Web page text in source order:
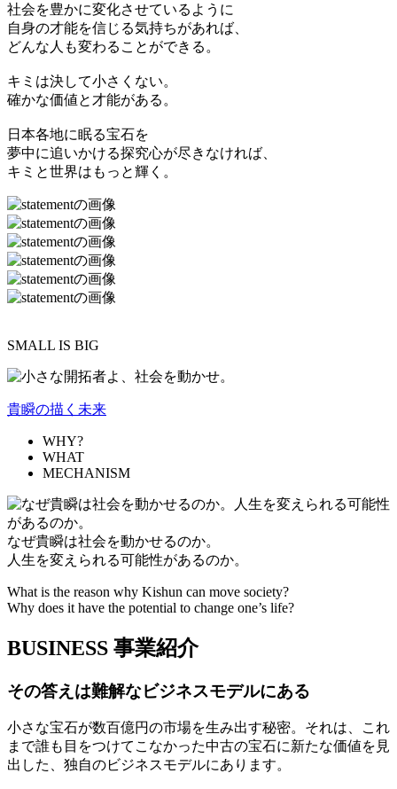
社会を豊かに変化させているように
自身の才能を信じる気持ちがあれば、
どんな人も変わることができる。
キミは決して小さくない。
確かな価値と才能がある。
日本各地に眠る宝石を
夢中に追いかける探究心が尽きなければ、
キミと世界はもっと輝く。
SMALL IS BIG
貴瞬の描く未来
WHY?
WHAT
MECHANISM
なぜ貴瞬は社会を動かせるのか。
人生を変えられる可能性があるのか。
What is the reason why Kishun can move society?
Why does it have the potential to change one’s life?
BUSINESS 事業紹介
その答えは難解なビジネスモデルにある
小さな宝石が数百億円の市場を生み出す秘密。それは、これ
まで誰も目をつけてこなかった中古の宝石に新たな価値を見
出した、独自のビジネスモデルにあります。